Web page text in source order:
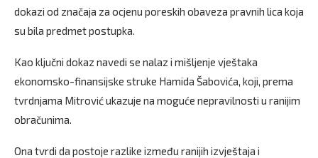
dokazi od značaja za ocjenu poreskih obaveza pravnih lica koja
su bila predmet postupka.
Kao ključni dokaz navedi se nalaz i mišljenje vještaka
ekonomsko-finansijske struke Hamida Šabovića, koji, prema
tvrdnjama Mitrović ukazuje na moguće nepravilnosti u ranijim
obračunima.
Ona tvrdi da postoje razlike između ranijih izvještaja i